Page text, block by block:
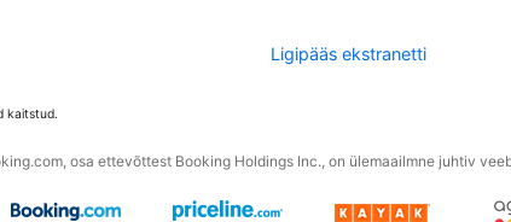
Ligipääs ekstranetti
kaitstud.
osa ettevõttest Booking Holdings Inc., on ülemaailmne juhtiv